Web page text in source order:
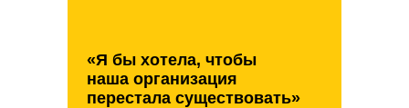
«Я бы хотела, чтобы
наша организация
перестала существовать»